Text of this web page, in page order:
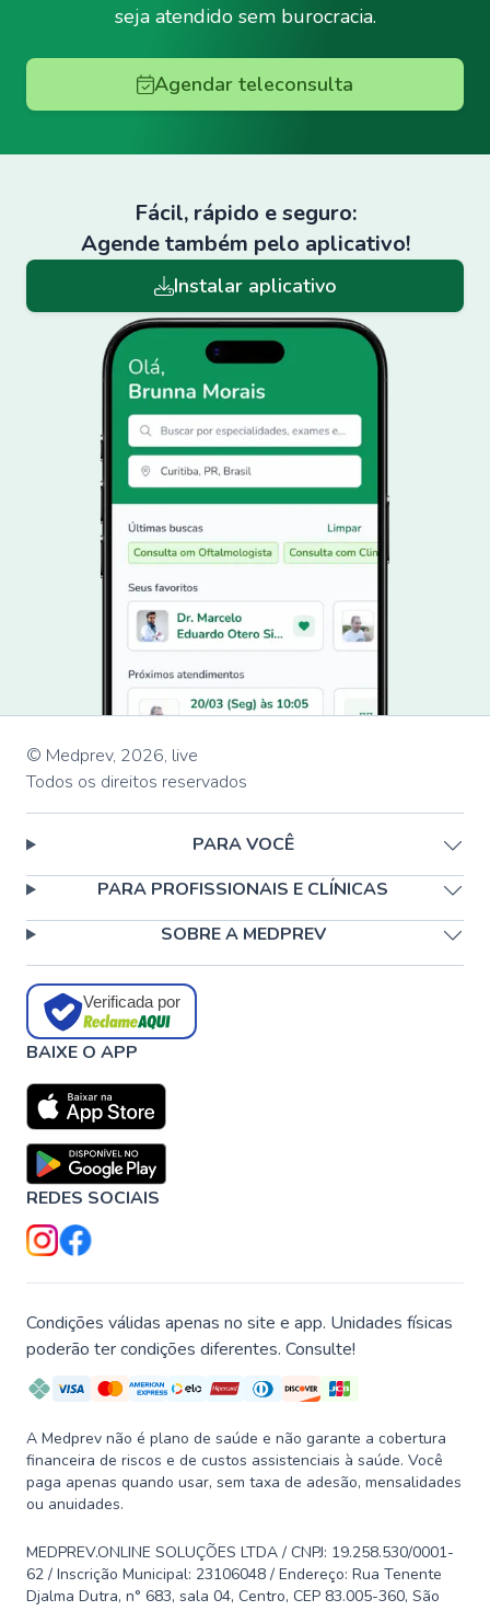
seja atendido sem burocracia.
Agendar teleconsulta
Fácil, rápido e seguro:
Agende também pelo aplicativo!
Instalar aplicativo
© Medprev, 2026, live
Todos os direitos reservados
PARA VOCÊ
PARA PROFISSIONAIS E CLÍNICAS
SOBRE A MEDPREV
Verificada por
BAIXE O APP
REDES SOCIAIS
Condições válidas apenas no site e app. Unidades físicas
poderão ter condições diferentes. Consulte!
A Medprev não é plano de saúde e não garante a cobertura
financeira de riscos e de custos assistenciais à saúde. Você
paga apenas quando usar, sem taxa de adesão, mensalidades
ou anuidades.
MEDPREV.ONLINE SOLUÇÕES LTDA / CNPJ: 19.258.530/0001-
62 / Inscrição Municipal: 23106048 / Endereço: Rua Tenente
Djalma Dutra, n° 683, sala 04, Centro, CEP 83.005-360, São